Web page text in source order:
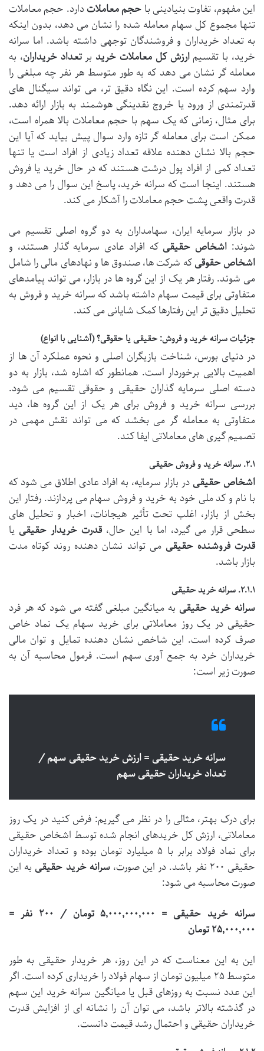
این مفهوم، تفاوت بنیادینی با حجم معاملاتدارد. حجم معاملات
تنها مجموع کل سهام معامله شده را نشان می دهد، بدون اینکه
به تعداد خریداران و فروشندگان توجهی داشته باشد. اما سرانه
خرید، با تقسیمارزش کل معاملات خرید برتعداد خریداران، به
معامله گر نشان می دهد که به طور متوسط هر نفر چه مبلغی را
وارد سهم کرده است. این نگاه دقیق تر، می تواند سیگنال های
قدرتمندی از ورود یا خروج نقدینگی هوشمند به بازار ارائه دهد.
برای مثال، زمانی که یک سهم با حجم معاملات بالا همراه است،
ممکن است برای معامله گر تازه وارد سوال پیش بیاید که آیا این
حجم بالا نشان دهنده علاقه تعداد زیادی از افراد است یا تنها
تعداد کمی از افراد پول درشت هستند که در حال خرید یا فروش
هستند. اینجا است که سرانه خرید، پاسخ این سوال را می دهد و
قدرت واقعی پشت حجم معاملات را آشکار می کند.
در بازار سرمایه ایران، سهامداران به دو گروه اصلی تقسیم می
شوند: اشخاص حقیقی که افراد عادی سرمایه گذار هستند، و
اشخاص حقوقیکه شرکت ها، صندوق ها و نهادهای مالی را شامل
می شوند. رفتار هر یک از این گروه ها در بازار، می تواند پیامدهای
متفاوتی برای قیمت سهام داشته باشد که سرانه خرید و فروش به
تحلیل دقیق تر این رفتارها کمک شایانی می کند.
جزئیات سرانه خرید و فروش: حقیقی یا حقوقی؟ (آشنایی با انواع)
در دنیای بورس، شناخت بازیگران اصلی و نحوه عملکرد آن ها از
اهمیت بالایی برخوردار است. همانطور که اشاره شد، بازار به دو
دسته اصلی سرمایه گذاران حقیقی و حقوقی تقسیم می شود.
بررسی سرانه خرید و فروش برای هر یک از این گروه ها، دید
متفاوتی به معامله گر می بخشد که می تواند نقش مهمی در
تصمیم گیری های معاملاتی ایفا کند.
۲.۱. سرانه خرید و فروش حقیقی
اشخاص حقیقی در بازار سرمایه، به افراد عادی اطلاق می شود که
با نام و کد ملی خود به خرید و فروش سهام می پردازند. رفتار این
بخش از بازار، اغلب تحت تأثیر هیجانات، اخبار و تحلیل های
سطحی قرار می گیرد، اما با این حال، قدرت خریدار حقیقی یا
قدرت فروشنده حقیقی می تواند نشان دهنده روند کوتاه مدت
بازار باشد.
۲.۱.۱. سرانه خرید حقیقی
سرانه خرید حقیقی به میانگین مبلغی گفته می شود که هر فرد
حقیقی در یک روز معاملاتی برای خرید سهام یک نماد خاص
صرف کرده است. این شاخص نشان دهنده تمایل و توان مالی
خریداران خرد به جمع آوری سهم است. فرمول محاسبه آن به
صورت زیر است:
سرانه خرید حقیقی = ارزش خرید حقیقی سهم /
تعداد خریداران حقیقی سهم
برای درک بهتر، مثالی را در نظر می گیریم: فرض کنید در یک روز
معاملاتی، ارزش کل خریدهای انجام شده توسط اشخاص حقیقی
برای نماد فولاد برابر با ۵ میلیارد تومان بوده و تعداد خریداران
حقیقی ۲۰۰ نفر باشد. در این صورت،
سرانه خرید حقیقی به این
صورت محاسبه می شود:
سرانه خرید حقیقی = ۵,۰۰۰,۰۰۰,۰۰۰ تومان / ۲۰۰ نفر =
۲۵,۰۰۰,۰۰۰ تومان
این به این معناست که در این روز، هر خریدار حقیقی به طور
متوسط ۲۵ میلیون تومان از سهام فولاد را خریداری کرده است. اگر
این عدد نسبت به روزهای قبل یا میانگین سرانه خرید این سهم
در گذشته بالاتر باشد، می توان آن را نشانه ای از افزایش قدرت
خریداران حقیقی و احتمال رشد قیمت دانست.